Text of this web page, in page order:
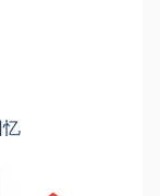
過一百五十套
著閃亮配飾，
。此外，也為